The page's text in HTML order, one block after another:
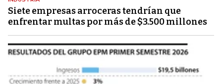
Siete empresas arroceras tendrían que
enfrentar multas por más de $3.500 millones